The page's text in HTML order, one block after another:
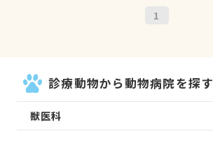
1
診療動物から動物病院を探す
獣医科